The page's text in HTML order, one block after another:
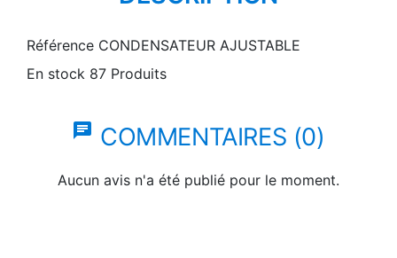
Référence CONDENSATEUR AJUSTABLE
En stock 87 Produits
chat COMMENTAIRES (0)
Aucun avis n'a été publié pour le moment.